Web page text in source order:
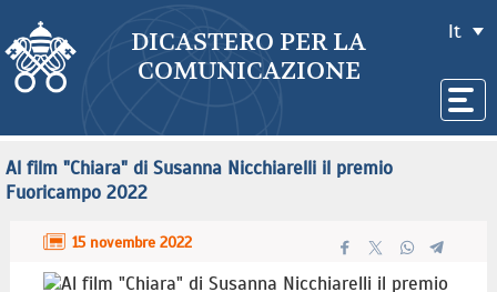
DICASTERO PER LA
COMUNICAZIONE
It
Al film "Chiara" di Susanna Nicchiarelli il premio
Fuoricampo 2022
15 novembre 2022